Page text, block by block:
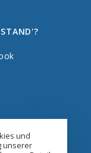
und
unserer